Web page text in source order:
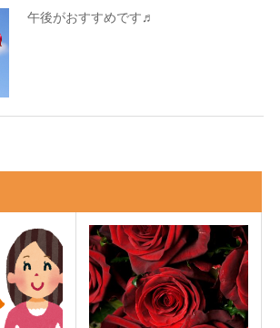
午後がおすすめです♬